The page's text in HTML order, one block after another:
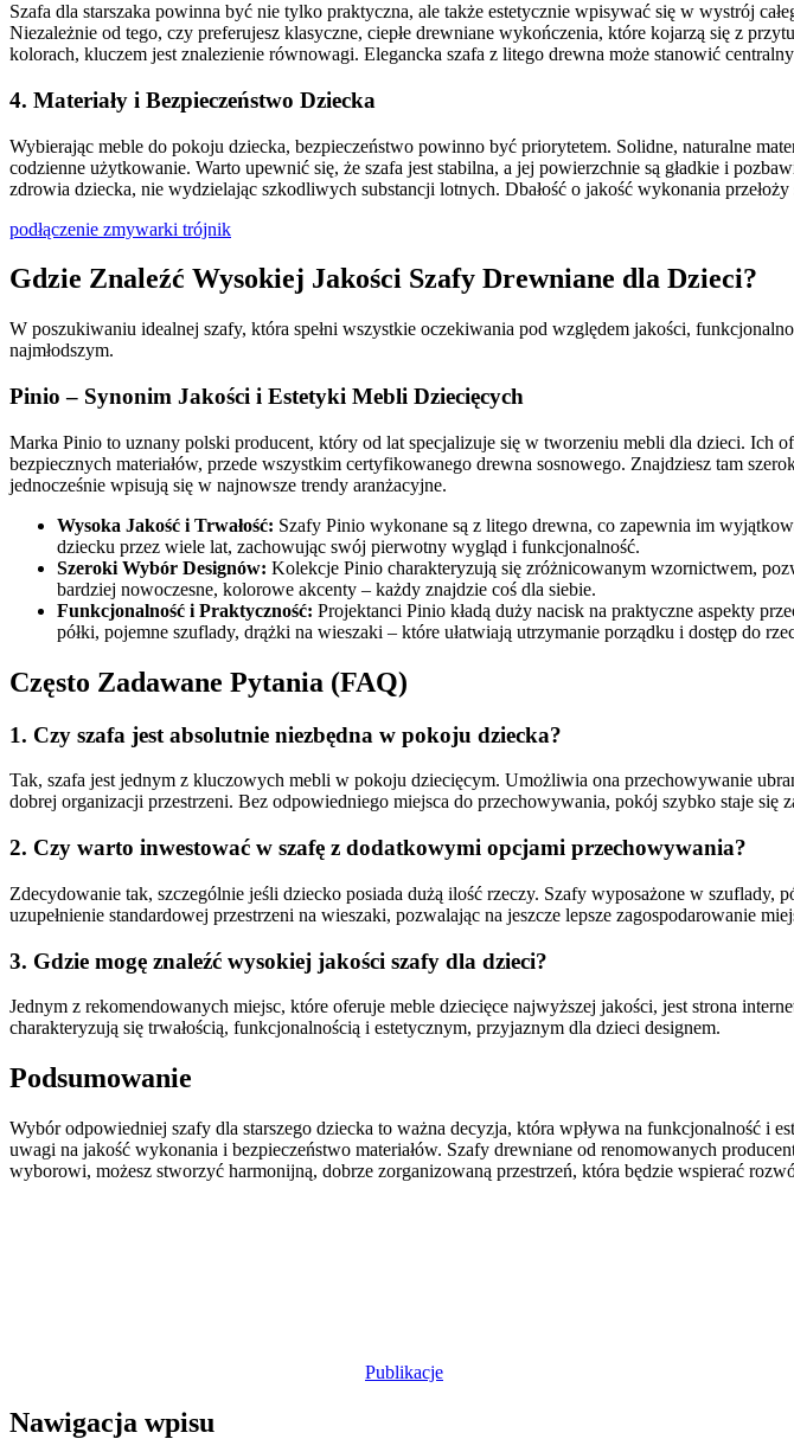
Szafa dla starszaka powinna być nie tylko praktyczna, ale także estetycznie wpisywać się w wystrój
Niezależnie od tego, czy preferujesz klasyczne, ciepłe drewniane wykończenia, które kojarzą się z
kolorach, kluczem jest znalezienie równowagi. Elegancka szafa z litego drewna może stanowić
4. Materiały i Bezpieczeństwo Dziecka
Wybierając meble do pokoju dziecka, bezpieczeństwo powinno być priorytetem. Solidne, naturalne
codzienne użytkowanie. Warto upewnić się, że szafa jest stabilna, a jej powierzchnie są gładkie i
zdrowia dziecka, nie wydzielając szkodliwych substancji lotnych. Dbałość o jakość wykonania
podłączenie zmywarki trójnik
Gdzie Znaleźć Wysokiej Jakości Szafy Drewniane dla Dzieci?
W poszukiwaniu idealnej szafy, która spełni wszystkie oczekiwania pod względem jakości,
najmłodszym.
Pinio – Synonim Jakości i Estetyki Mebli Dziecięcych
Marka Pinio to uznany polski producent, który od lat specjalizuje się w tworzeniu mebli dla dzieci. Ich
bezpiecznych materiałów, przede wszystkim certyfikowanego drewna sosnowego. Znajdziesz tam
jednocześnie wpisują się w najnowsze trendy aranżacyjne.
Wysoka Jakość i Trwałość: Szafy Pinio wykonane są z litego drewna, co zapewnia im
dziecku przez wiele lat, zachowując swój pierwotny wygląd i funkcjonalność.
Szeroki Wybór Designów: Kolekcje Pinio charakteryzują się zróżnicowanym wzornictwem,
bardziej nowoczesne, kolorowe akcenty – każdy znajdzie coś dla siebie.
Funkcjonalność i Praktyczność: Projektanci Pinio kładą duży nacisk na praktyczne aspekty
półki, pojemne szuflady, drążki na wieszaki – które ułatwiają utrzymanie porządku i dostęp do
Często Zadawane Pytania (FAQ)
1. Czy szafa jest absolutnie niezbędna w pokoju dziecka?
Tak, szafa jest jednym z kluczowych mebli w pokoju dziecięcym. Umożliwia ona przechowywanie
dobrej organizacji przestrzeni. Bez odpowiedniego miejsca do przechowywania, pokój szybko staje się
2. Czy warto inwestować w szafę z dodatkowymi opcjami przechowywania?
Zdecydowanie tak, szczególnie jeśli dziecko posiada dużą ilość rzeczy. Szafy wyposażone w szuflady,
uzupełnienie standardowej przestrzeni na wieszaki, pozwalając na jeszcze lepsze zagospodarowanie
3. Gdzie mogę znaleźć wysokiej jakości szafy dla dzieci?
Jednym z rekomendowanych miejsc, które oferuje meble dziecięce najwyższej jakości, jest strona
charakteryzują się trwałością, funkcjonalnością i estetycznym, przyjaznym dla dzieci designem.
Podsumowanie
Wybór odpowiedniej szafy dla starszego dziecka to ważna decyzja, która wpływa na funkcjonalność i
uwagi na jakość wykonania i bezpieczeństwo materiałów. Szafy drewniane od renomowanych
wyborowi, możesz stworzyć harmonijną, dobrze zorganizowaną przestrzeń, która będzie wspierać
Publikacje
Nawigacja wpisu